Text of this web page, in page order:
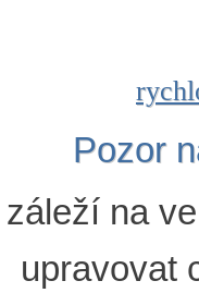
Pozor
záleží na
upravovat